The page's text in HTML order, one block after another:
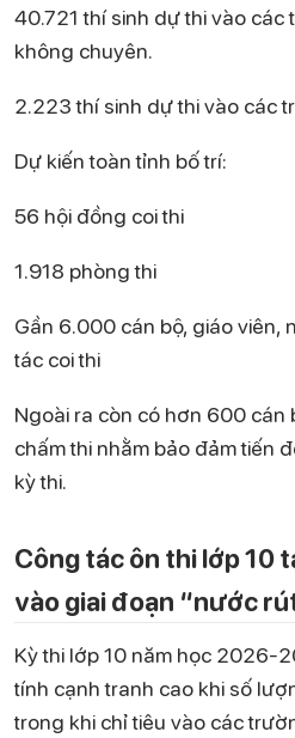
40.721 thí sinh dự thi vào các
không chuyên.
2.223 thí sinh dự thi vào các
Dự kiến toàn tỉnh bố trí:
56 hội đồng coi thi
1.918 phòng thi
Gần 6.000 cán bộ, giáo viên,
tác coi thi
Ngoài ra còn có hơn 600 cán
chấm thi nhằm bảo đảm tiến
kỳ thi.
Công tác ôn thi lớp 10
vào giai đoạn “nước
Kỳ thi lớp 10 năm học 2026-
tính cạnh tranh cao khi số
trong khi chỉ tiêu vào các